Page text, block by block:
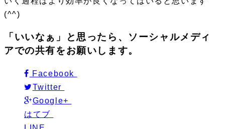
(^^)
「いいなぁ」と思ったら、ソーシャルメディ
アでの共有をお願いします。
Facebook
Twitter
Google+
はてブ